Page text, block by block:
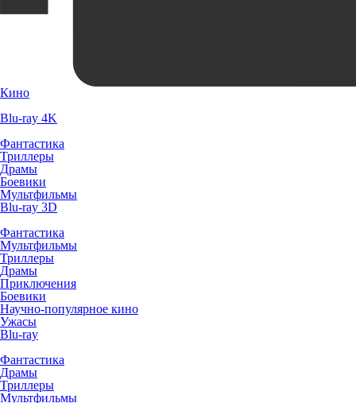
Кино
Blu-ray 4K
Фантастика
Триллеры
Драмы
Боевики
Мультфильмы
Blu-ray 3D
Фантастика
Мультфильмы
Триллеры
Драмы
Приключения
Боевики
Научно-популярное кино
Ужасы
Blu-ray
Фантастика
Драмы
Триллеры
Мультфильмы